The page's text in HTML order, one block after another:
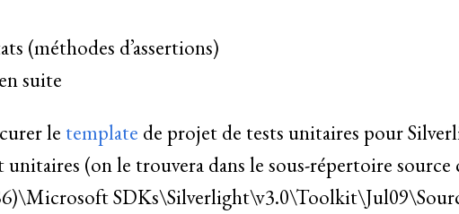
(méthodes d’assertions)
suite
le template de projet de tests unitaires pour
unitaires (on le trouvera dans le sous-répertoire